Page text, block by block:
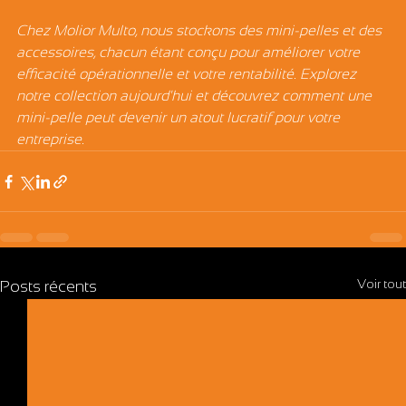
Chez Molior Multo, nous stockons des mini-pelles et des
accessoires, chacun étant conçu pour améliorer votre
efficacité opérationnelle et votre rentabilité. Explorez
notre collection aujourd'hui et découvrez comment une
mini-pelle peut devenir un atout lucratif pour votre
entreprise.
Posts récents Voir tout